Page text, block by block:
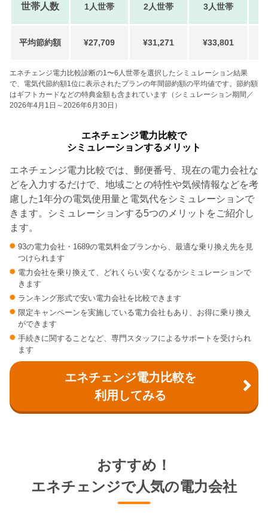
世帯人数 1人世帯 2人世帯 3人世帯
平均節約額 ¥27,709 ¥31,271 ¥33,801
エネチェンジ電力比較診断の1〜6人世帯を選択したシミュレーション結果
で、電気代節約額1位に表示されたプランの年間節約額の平均値です。節約額
はギフトカードなどの特典金額も含まれています（シミュレーション期間／
2026年4月1日～2026年6月30日）
エネチェンジ電力比較で
シミュレーションするメリット
エネチェンジ電力比較では、郵便番号、現在の電力会社な
どを入力するだけで、地域ごとの特性や気候情報などを考
慮した1年分の電気使用量と電気代をシミュレーションで
きます。シミュレーションする5つのメリットをご紹介し
ます。
93の電力会社・1689の電気料金プランから、最適な乗り換え先を見
つけられます
電力会社を乗り換えて、どれくらい安くなるかシミュレーションで
きます
ランキング形式で安い電力会社を比較できます
限定キャンペーンを実施している電力会社もあり、お得に乗り換え
ができます
手続きに関することなど、専門スタッフによるサポートを受けられ
ます
エネチェンジ電力比較を
利用してみる
おすすめ！
エネチェンジで人気の電力会社